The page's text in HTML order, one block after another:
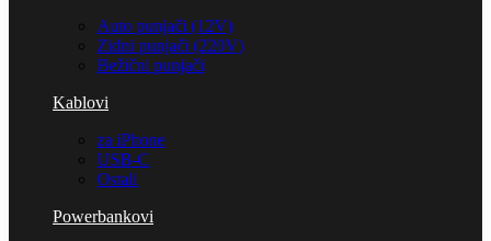
Auto punjači (12V)
Zidni punjači (220V)
Bežični punjači
Kablovi
za iPhone
USB-C
Ostali
Powerbankovi